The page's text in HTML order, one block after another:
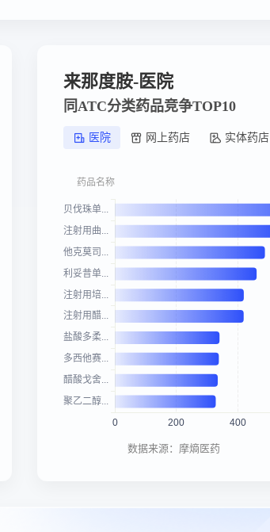
来那度胺-医院
同ATC分类药品竞争TOP10
医院 网上药店 实体药店
数据来源：摩熵医药